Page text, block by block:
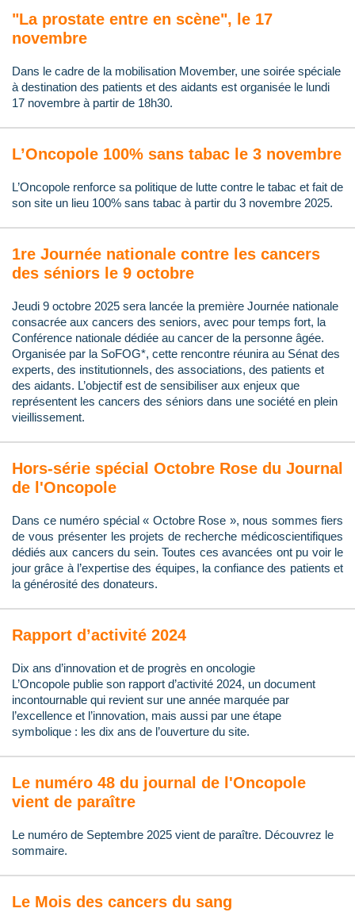
"La prostate entre en scène", le 17
novembre
Dans le cadre de la mobilisation Movember, une soirée spéciale
à destination des patients et des aidants est organisée le lundi
17 novembre à partir de 18h30.
L’Oncopole 100% sans tabac le 3 novembre
L’Oncopole renforce sa politique de lutte contre le tabac et fait de
son site un lieu 100% sans tabac à partir du 3 novembre 2025.
1re Journée nationale contre les cancers
des séniors le 9 octobre
Jeudi 9 octobre 2025 sera lancée la première Journée nationale
consacrée aux cancers des seniors, avec pour temps fort, la
Conférence nationale dédiée au cancer de la personne âgée.
Organisée par la SoFOG*, cette rencontre réunira au Sénat des
experts, des institutionnels, des associations, des patients et
des aidants. L’objectif est de sensibiliser aux enjeux que
représentent les cancers des séniors dans une société en plein
vieillissement.
Hors-série spécial Octobre Rose du Journal
de l'Oncopole
Dans ce numéro spécial « Octobre Rose », nous sommes fiers
de vous présenter les projets de recherche médicoscientifiques
dédiés aux cancers du sein. Toutes ces avancées ont pu voir le
jour grâce à l’expertise des équipes, la confiance des patients et
la générosité des donateurs.
Rapport d’activité 2024
Dix ans d’innovation et de progrès en oncologie
L’Oncopole publie son rapport d’activité 2024, un document
incontournable qui revient sur une année marquée par
l’excellence et l’innovation, mais aussi par une étape
symbolique : les dix ans de l’ouverture du site.
Le numéro 48 du journal de l'Oncopole
vient de paraître
Le numéro de Septembre 2025 vient de paraître. Découvrez le
sommaire.
Le Mois des cancers du sang